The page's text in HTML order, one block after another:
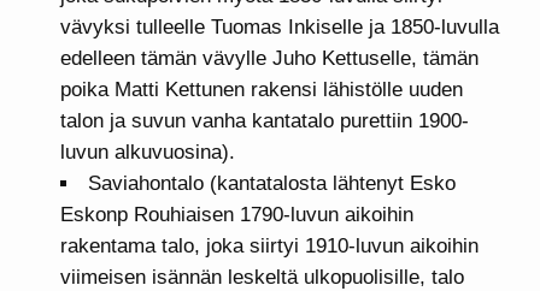
vävyksi tulleelle Tuomas Inkiselle ja 1850-luvulla
edelleen tämän vävylle Juho Kettuselle, tämän
poika Matti Kettunen rakensi lähistölle uuden
talon ja suvun vanha kantatalo purettiin 1900-
luvun alkuvuosina).
Saviahontalo (kantatalosta lähtenyt Esko
Eskonp Rouhiaisen 1790-luvun aikoihin
rakentama talo, joka siirtyi 1910-luvun aikoihin
viimeisen isännän leskeltä ulkopuolisille, talo